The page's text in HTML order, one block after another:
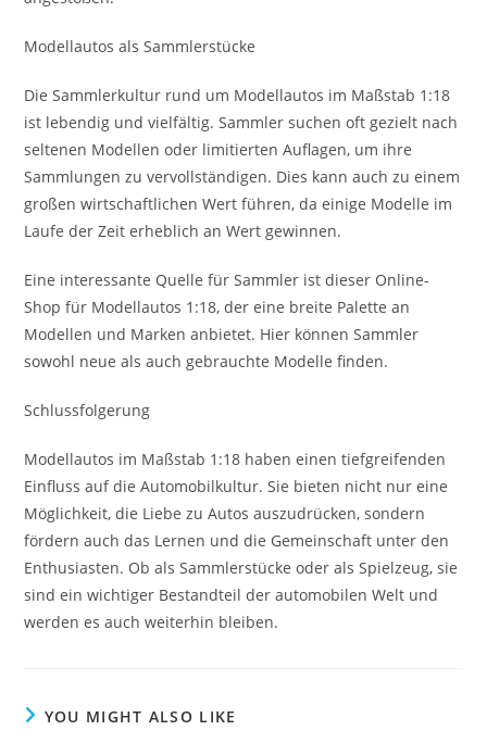
Modellautos als Sammlerstücke
Die Sammlerkultur rund um Modellautos im Maßstab 1:18
ist lebendig und vielfältig. Sammler suchen oft gezielt nach
seltenen Modellen oder limitierten Auflagen, um ihre
Sammlungen zu vervollständigen. Dies kann auch zu einem
großen wirtschaftlichen Wert führen, da einige Modelle im
Laufe der Zeit erheblich an Wert gewinnen.
Eine interessante Quelle für Sammler ist dieser Online-
Shop für Modellautos 1:18, der eine breite Palette an
Modellen und Marken anbietet. Hier können Sammler
sowohl neue als auch gebrauchte Modelle finden.
Schlussfolgerung
Modellautos im Maßstab 1:18 haben einen tiefgreifenden
Einfluss auf die Automobilkultur. Sie bieten nicht nur eine
Möglichkeit, die Liebe zu Autos auszudrücken, sondern
fördern auch das Lernen und die Gemeinschaft unter den
Enthusiasten. Ob als Sammlerstücke oder als Spielzeug, sie
sind ein wichtiger Bestandteil der automobilen Welt und
werden es auch weiterhin bleiben.
YOU MIGHT ALSO LIKE